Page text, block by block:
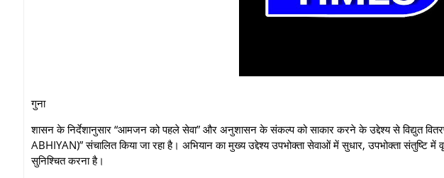
गुना
शासन के निर्देशानुसार “आमजन को पहले सेवा” और अनुशासन के संकल्प को साकार करने के उद्देश्य से विद्युत वितरण
ABHIYAN)” संचालित किया जा रहा है। अभियान का मुख्य उद्देश्य उपभोक्ता सेवाओं में सुधार, उपभोक्ता संतुष्टि में
सुनिश्चित करना है।